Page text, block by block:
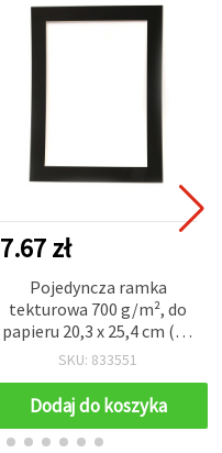
7.67 zł
Pojedyncza ramka
tekturowa 700 g/m², do
papieru 20,3 x 25,4 cm (8 x
10 cali), wymiary
cm, czarna
SKU: 833551
Dodaj do koszyka